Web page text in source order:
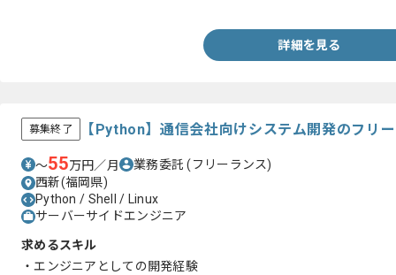
詳細を見る
募集終了 【Python】通信会社向けシステム開発のフリ
〜55万円／月 業務委託(フリーランス)
西新(福岡県)
Python / Shell / Linux
サーバーサイドエンジニア
求めるスキル
・エンジニアとしての開発経験